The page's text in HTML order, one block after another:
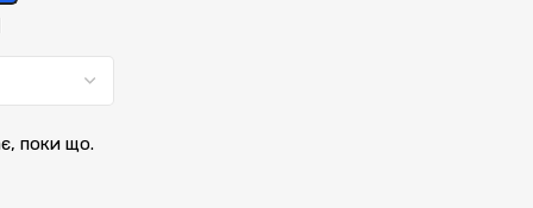
поки що.